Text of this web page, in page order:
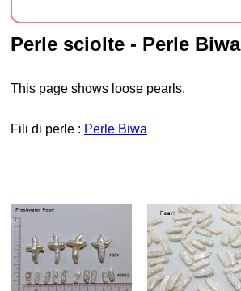
Perle sciolte - Perle Biwa
This page shows loose pearls.
fili di perle : Perle Biwa